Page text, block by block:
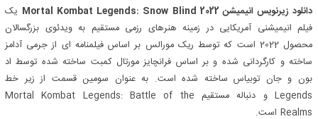
دانلود زیرنویس انیمیشن Mortal Kombat Legends: Snow Blind 2022
یک
فیلم انیمیشنی آمریکایی در زمینه هنرهای رزمی مستقیم به ویدئوی بزرگسالان
محصول 2022 است که توسط ریک مورالس بر اساس فیلمنامه ای از جرمی آدامز
ساخته و کارگردانی شده و بر اساس فرانچایز مورتال کمبت ساخته شده توسط اد
بون و جان توبیاس ساخته شده است. به عنوان سومین قسمت از زیر خط
Legends و دنباله مستقیم Mortal Kombat Legends: Battle of the
Realms است.